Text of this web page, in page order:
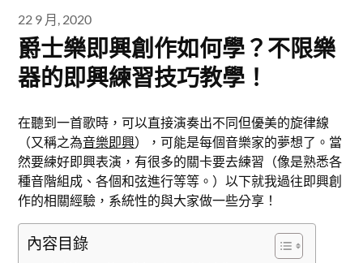
22 9 月, 2020
爵士樂即興創作如何學？不限樂
器的即興練習技巧教學！
在聽到一首歌時，可以直接演奏出不同但優美的旋律線
（又稱之為音樂即興），可能是每個音樂家的夢想了。當
然要練好即興表演，有很多的關卡要去練習（像是熟悉各
種音階組成、各個和弦進行等等。）以下就我過往即興創
作的相關經驗，系統性的與大家做一些分享！
內容目錄